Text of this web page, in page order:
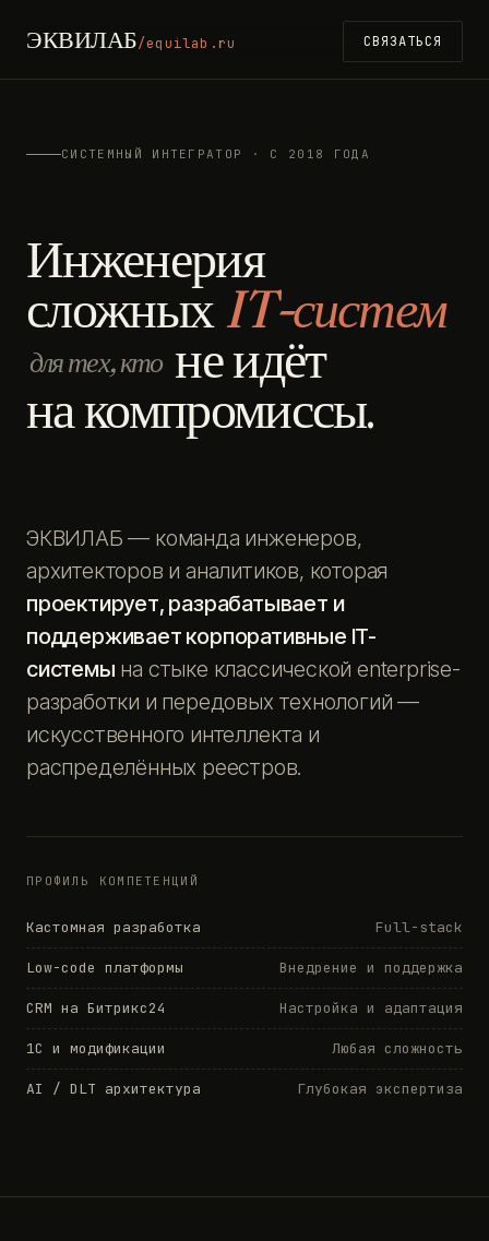
ЭКВИЛАБ/equilab.ru СВЯЗАТЬСЯ
СИСТЕМНЫЙ ИНТЕГРАТОР · С 2018 ГОДА
Инженерия
сложныхIT-систем
для тех, кто не идёт
на компромиссы.
ЭКВИЛАБ — команда инженеров,
архитекторов и аналитиков, которая
проектирует, разрабатывает и
поддерживает корпоративные IT-
системы на стыке классической enterprise-
разработки и передовых технологий —
искусственного интеллекта и
распределённых реестров.
ПРОФИЛЬ КОМПЕТЕНЦИЙ
Кастомная разработка Full-stack
Low-code платформы Внедрение и поддержка
CRM на Битрикс24 Настройка и адаптация
1С и модификации Любая сложность
AI / DLT архитектура Глубокая экспертиза